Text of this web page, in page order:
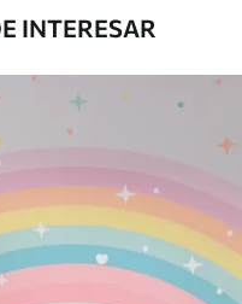
INTERESAR